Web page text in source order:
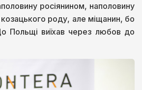
росіянином, наполовину
козацького роду, але міщанин, бо
Польщі виїхав через любов до